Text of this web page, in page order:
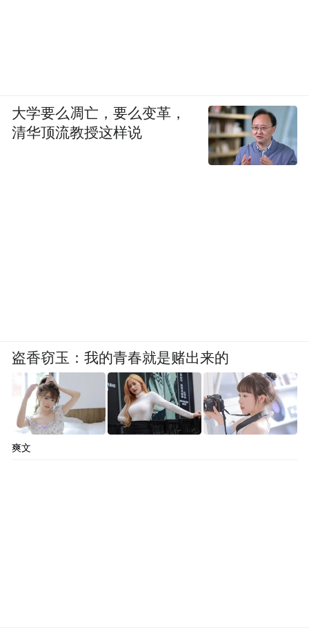
大学要么凋亡，要么变革，
清华顶流教授这样说
盗香窃玉：我的青春就是赌出来的
爽文